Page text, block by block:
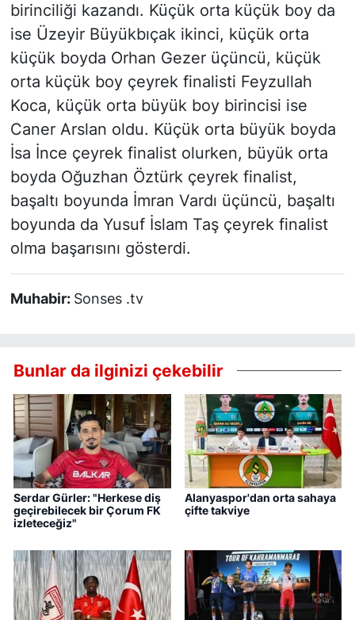
birinciliği kazandı. Küçük orta küçük boy da
ise Üzeyir Büyükbıçak ikinci, küçük orta
küçük boyda Orhan Gezer üçüncü, küçük
orta küçük boy çeyrek finalisti Feyzullah
Koca, küçük orta büyük boy birincisi ise
Caner Arslan oldu. Küçük orta büyük boyda
İsa İnce çeyrek finalist olurken, büyük orta
boyda Oğuzhan Öztürk çeyrek finalist,
başaltı boyunda İmran Vardı üçüncü, başaltı
boyunda da Yusuf İslam Taş çeyrek finalist
olma başarısını gösterdi.
Muhabir: Sonses .tv
Bunlar da ilginizi çekebilir
Serdar Gürler: "Herkese diş
geçirebilecek bir Çorum FK
izleteceğiz"
Alanyaspor'dan orta sahaya
çifte takviye